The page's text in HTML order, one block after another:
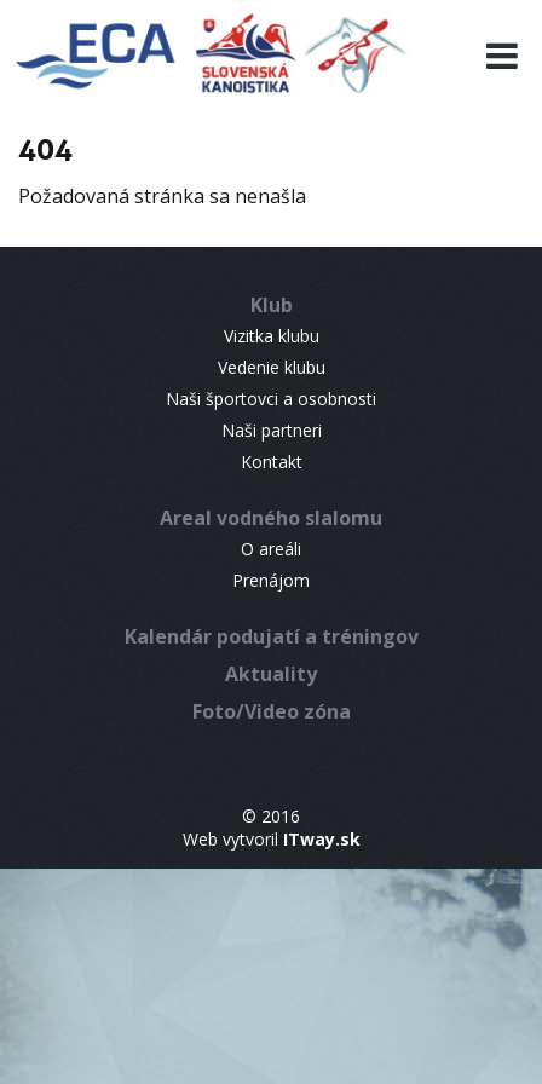
404
Požadovaná stránka sa nenašla
Klub
Vizitka klubu
Vedenie klubu
Naši športovci a osobnosti
Naši partneri
Kontakt
Areal vodného slalomu
O areáli
Prenájom
Kalendár podujatí a tréningov
Aktuality
Foto/Video zóna
© 2016
Web vytvoril ITway.sk
EURO 19
INFO
RESULTS
CONTACT